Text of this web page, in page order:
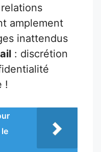
amplement
inattendus
: discrétion
!